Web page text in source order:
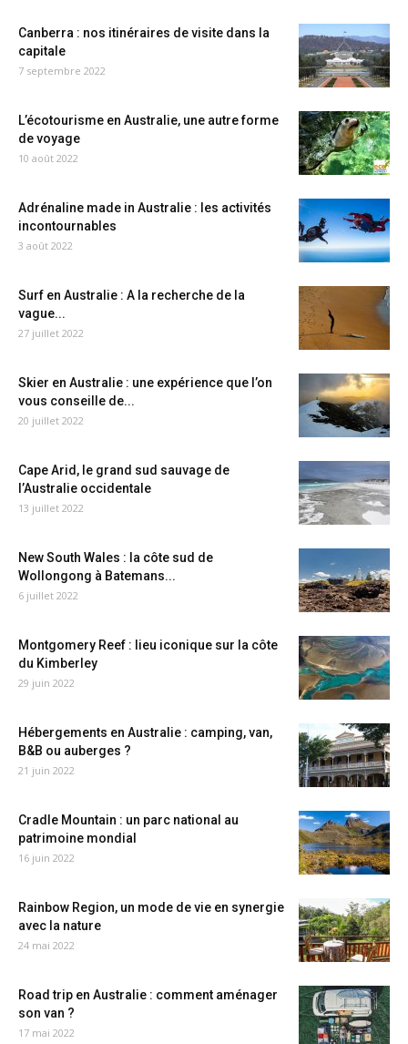
Canberra : nos itinéraires de visite dans la
capitale
7 septembre 2022
L’écotourisme en Australie, une autre forme
de voyage
10 août 2022
Adrénaline made in Australie : les activités
incontournables
3 août 2022
Surf en Australie : A la recherche de la
vague...
27 juillet 2022
Skier en Australie : une expérience que l’on
vous conseille de...
20 juillet 2022
Cape Arid, le grand sud sauvage de
l’Australie occidentale
13 juillet 2022
New South Wales : la côte sud de
Wollongong à Batemans...
6 juillet 2022
Montgomery Reef : lieu iconique sur la côte
du Kimberley
29 juin 2022
Hébergements en Australie : camping, van,
B&B ou auberges ?
21 juin 2022
Cradle Mountain : un parc national au
patrimoine mondial
16 juin 2022
Rainbow Region, un mode de vie en synergie
avec la nature
24 mai 2022
Road trip en Australie : comment aménager
son van ?
17 mai 2022